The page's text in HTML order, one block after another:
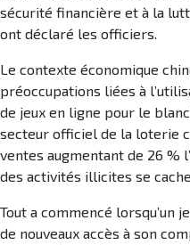
sécurité financière et à la
ont déclaré les officiers.
Le contexte économique
préoccupations liées à
de jeux en ligne pour le
secteur officiel de la loterie
ventes augmentant de 26 %
des activités illicites se
Tout a commencé lorsqu’un
de nouveaux accès à son